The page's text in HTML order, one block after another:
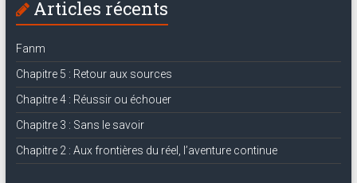
Articles récents
Fanm
Chapitre 5 : Retour aux sources
Chapitre 4 : Réussir ou échouer
Chapitre 3 : Sans le savoir
Chapitre 2 : Aux frontières du réel, l’aventure continue